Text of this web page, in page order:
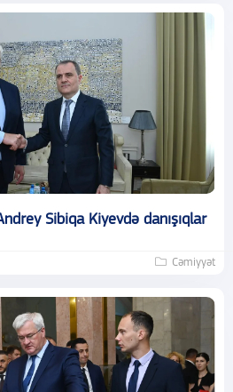
Sibiqa Kiyevdə danışıqlar
Cəmiyyət